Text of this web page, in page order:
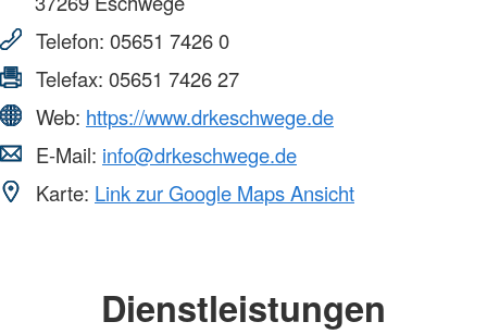
Telefon: 05651 7426 0
Telefax: 05651 7426 27
Web: https://www.drkeschwege.de
E-Mail: info@drkeschwege.de
Karte: Link zur Google Maps Ansicht
Dienstleistungen